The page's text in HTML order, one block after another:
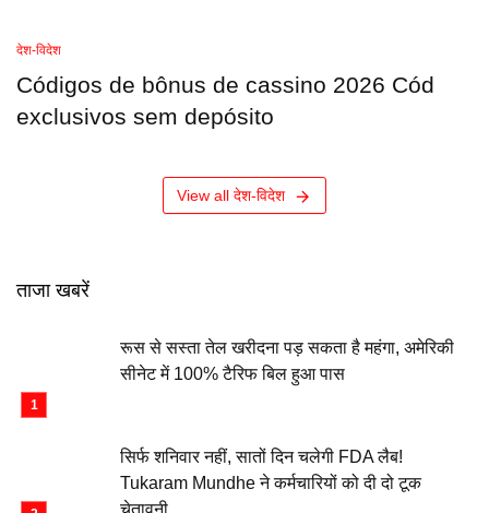
देश-विदेश
Códigos de bônus de cassino 2026 Cód
exclusivos sem depósito
View all देश-विदेश
ताजा खबरें
रूस से सस्ता तेल खरीदना पड़ सकता है महंगा, अमेरिकी
सीनेट में 100% टैरिफ बिल हुआ पास
सिर्फ शनिवार नहीं, सातों दिन चलेगी FDA लैब!
Tukaram Mundhe ने कर्मचारियों को दी दो टूक
चेतावनी